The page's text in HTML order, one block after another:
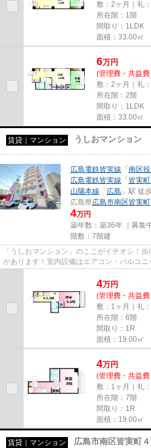
敷：2ヶ月｜礼
所在階：1階
間取り：1LDK
面積：33.00㎡
6万円
(管理費・共益費
敷：2ヶ月｜礼
所在階：2階
間取り：1LDK
面積：33.00㎡
賃貸｜マンション うしおマンション
広島電鉄皆実線 「 南区
広島電鉄皆実線 「 皆実
山陽本線 「 広島 」駅 徒
広島県広島市南区皆実町
4万円
築年数：築36年 ｜募集
階数：7階建
「うしおマンション」のここがイチオシ！
があります！室内設備はエアコン・バルコ
4万円
(管理費・共益費
敷：1ヶ月｜礼
所在階：6階
間取り：1R
面積：19.00㎡
4万円
(管理費・共益
敷：1ヶ月｜礼
所在階：7階
間取り：1R
面積：19.00㎡
賃貸｜マンション 広島市南区皆実町